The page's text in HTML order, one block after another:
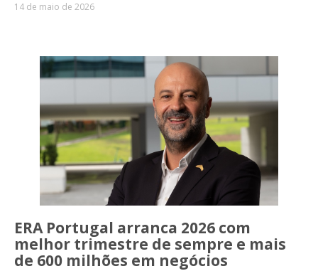
14 de maio de 2026
ERA Portugal arranca 2026 com
melhor trimestre de sempre e mais
de 600 milhões em negócios